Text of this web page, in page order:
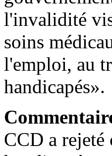
l'invalidité
soins
l'emploi, au
handicapés».
CCD a rejeté